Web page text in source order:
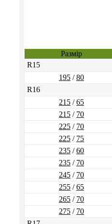
Размір
R15
195 /80
R16
215 /65
215 / 70
225 / 70
225 / 75
235 /60
235 / 70
245 / 70
255 /65
265 / 70
275 / 70